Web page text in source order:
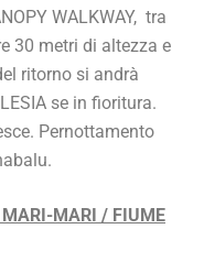
WALKWAY, tra
30 metri di altezza e
ritorno si andrà
se in fioritura.
Pernottamento
MARI / FIUME